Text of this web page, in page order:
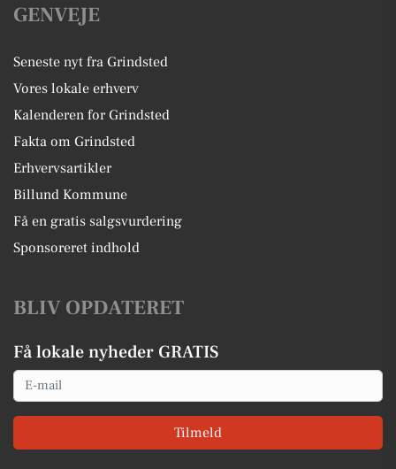
GENVEJE
Seneste nyt fra Grindsted
Vores lokale erhverv
Kalenderen for Grindsted
Fakta om Grindsted
Erhvervsartikler
Billund Kommune
Få en gratis salgsvurdering
Sponsoreret indhold
BLIV OPDATERET
Få lokale nyheder GRATIS
Email
Tilmeld